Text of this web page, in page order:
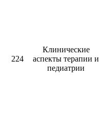
224
Клинические
аспекты терапии и
педиатрии